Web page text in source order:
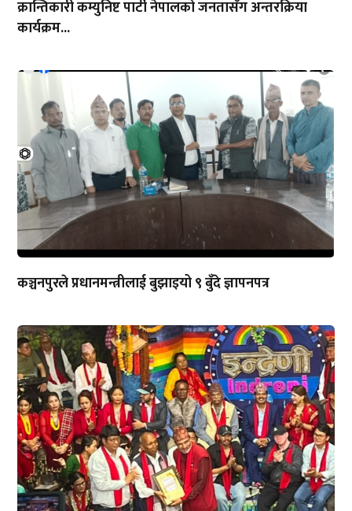
क्रान्तिकारी कम्युनिष्ट पार्टी नेपालको जनतासँग अन्तरक्रिया
कार्यक्रम...
कञ्चनपुरले प्रधानमन्त्रीलाई बुझाइयो ९ बुँदे ज्ञापनपत्र